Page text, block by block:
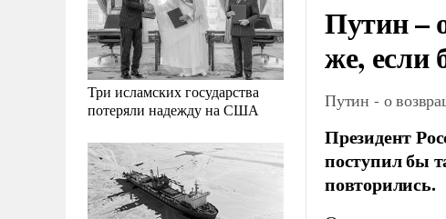
Три исламских государства
потеряли надежду на США
Путин –
же, если
Путин - о
Президент
поступил бы
повторились.